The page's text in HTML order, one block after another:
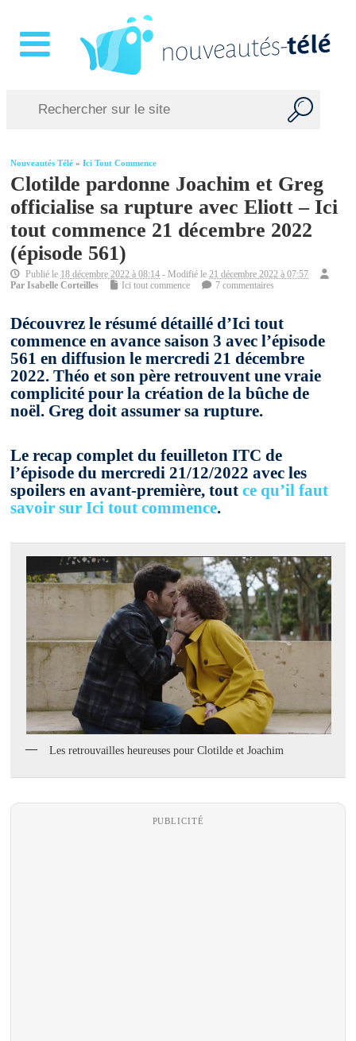
Nouveautés Télé »Ici Tout Commence
Clotilde pardonne Joachim et Greg
officialise sa rupture avec Eliott – Ici
tout commence 21 décembre 2022
(épisode 561)
Publié le 18 décembre 2022 à 08:14 - Modifié le21 décembre 2022 à 07:57
ParIsabelle Corteilles Ici tout commence 7 commentaires
Découvrez le résumé détaillé d’Ici tout
commence en avance saison 3 avec l’épisode
561 en diffusion le mercredi 21 décembre
2022. Théo et son père retrouvent une vraie
complicité pour la création de la bûche de
noël. Greg doit assumer sa rupture.
Le recap complet du feuilleton ITC de
l’épisode du mercredi 21/12/2022 avec les
spoilers en avant-première, toutce qu’il faut
savoir sur Ici tout commence.
Les retrouvailles heureuses pour Clotilde et Joachim
PUBLICITÉ